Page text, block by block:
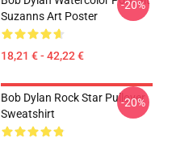
Suzanns Art Poster
18,21 € - 42,22 €
-20%
Bob Dylan Rock Star Pullover
Sweatshirt
-20%